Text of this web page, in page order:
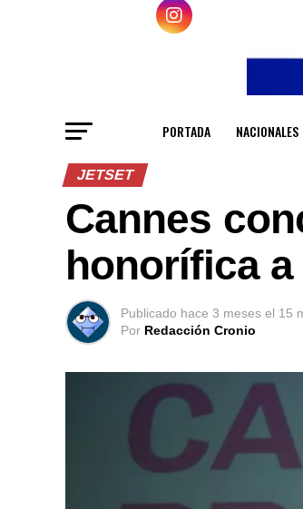
PORTADA NACIONALES
JETSET
Cannes
honorífica
Publicado hace 3 meses el 15
Por Redacción Cronio